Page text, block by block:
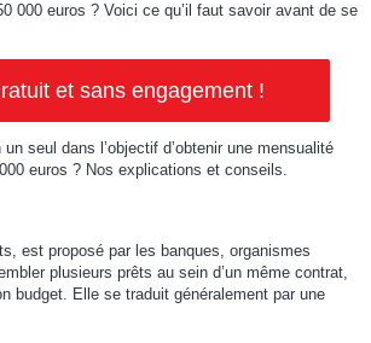
000 euros ? Voici ce qu’il faut savoir avant de se
et sans engagement !
seul dans l’objectif d’obtenir une mensualité
euros ? Nos explications et conseils.
est proposé par les banques, organismes
plusieurs prêts au sein d’un même contrat,
budget. Elle se traduit généralement par une